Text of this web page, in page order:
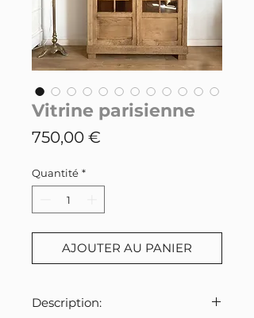
Vitrine parisienne
750,00 €
Quantité *
AJOUTER AU PANIER
Description: